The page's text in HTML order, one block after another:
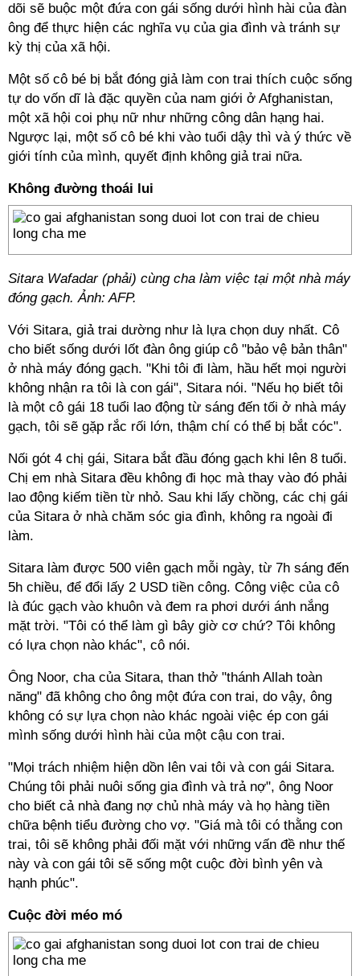
dõi sẽ buộc một đứa con gái sống dưới hình hài của đàn
ông để thực hiện các nghĩa vụ của gia đình và tránh sự
kỳ thị của xã hội.
Một số cô bé bị bắt đóng giả làm con trai thích cuộc sống
tự do vốn dĩ là đặc quyền của nam giới ở Afghanistan,
một xã hội coi phụ nữ như những công dân hạng hai.
Ngược lại, một số cô bé khi vào tuổi dậy thì và ý thức về
giới tính của mình, quyết định không giả trai nữa.
Không đường thoái lui
Sitara Wafadar (phải) cùng cha làm việc tại một nhà máy
đóng gạch. Ảnh: AFP.
Với Sitara, giả trai dường như là lựa chọn duy nhất. Cô
cho biết sống dưới lốt đàn ông giúp cô "bảo vệ bản thân"
ở nhà máy đóng gạch. "Khi tôi đi làm, hầu hết mọi người
không nhận ra tôi là con gái", Sitara nói. "Nếu họ biết tôi
là một cô gái 18 tuổi lao động từ sáng đến tối ở nhà máy
gạch, tôi sẽ gặp rắc rối lớn, thậm chí có thể bị bắt cóc".
Nối gót 4 chị gái, Sitara bắt đầu đóng gạch khi lên 8 tuổi.
Chị em nhà Sitara đều không đi học mà thay vào đó phải
lao động kiếm tiền từ nhỏ. Sau khi lấy chồng, các chị gái
của Sitara ở nhà chăm sóc gia đình, không ra ngoài đi
làm.
Sitara làm được 500 viên gạch mỗi ngày, từ 7h sáng đến
5h chiều, để đổi lấy 2 USD tiền công. Công việc của cô
là đúc gạch vào khuôn và đem ra phơi dưới ánh nắng
mặt trời. "Tôi có thể làm gì bây giờ cơ chứ? Tôi không
có lựa chọn nào khác", cô nói.
Ông Noor, cha của Sitara, than thở "thánh Allah toàn
năng" đã không cho ông một đứa con trai, do vậy, ông
không có sự lựa chọn nào khác ngoài việc ép con gái
mình sống dưới hình hài của một cậu con trai.
"Mọi trách nhiệm hiện dồn lên vai tôi và con gái Sitara.
Chúng tôi phải nuôi sống gia đình và trả nợ", ông Noor
cho biết cả nhà đang nợ chủ nhà máy và họ hàng tiền
chữa bệnh tiểu đường cho vợ. "Giá mà tôi có thằng con
trai, tôi sẽ không phải đối mặt với những vấn đề như thế
này và con gái tôi sẽ sống một cuộc đời bình yên và
hạnh phúc".
Cuộc đời méo mó